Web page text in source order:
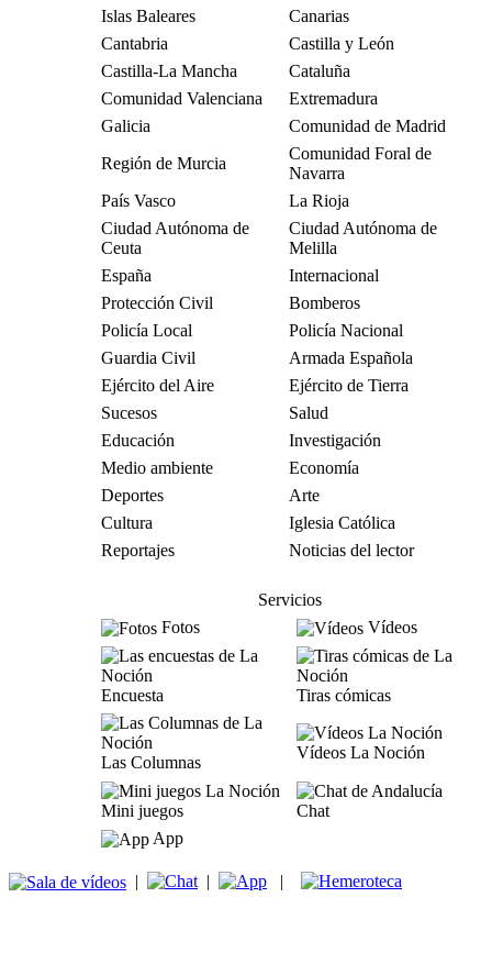
Islas Baleares
Canarias
Cantabria
Castilla y León
Castilla-La Mancha
Cataluña
Comunidad Valenciana
Extremadura
Galicia
Comunidad de Madrid
Región de Murcia
Comunidad Foral de
Navarra
País Vasco
La Rioja
Ciudad Autónoma de
Ceuta
Ciudad Autónoma de
Melilla
España
Internacional
Protección Civil
Bomberos
Policía Local
Policía Nacional
Guardia Civil
Armada Española
Ejército del Aire
Ejército de Tierra
Sucesos
Salud
Educación
Investigación
Medio ambiente
Economía
Deportes
Arte
Cultura
Iglesia Católica
Reportajes
Noticias del lector
Servicios
Fotos
Vídeos
Encuesta Tiras cómicas
Las Columnas
Vídeos La Noción
Mini juegos
Chat
App
| | |